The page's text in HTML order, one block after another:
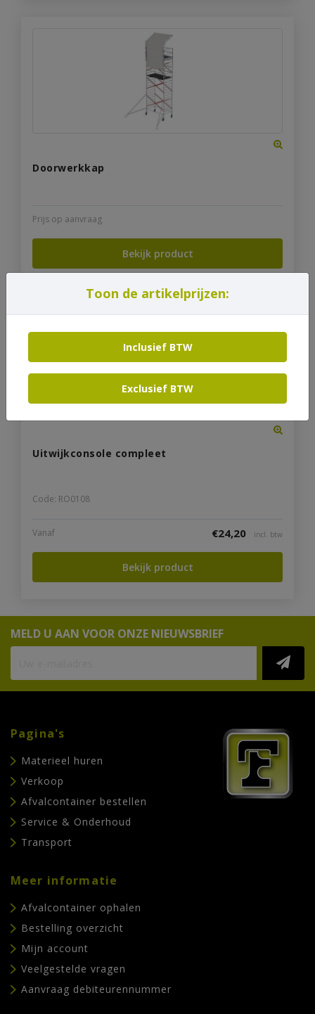
Doorwerkkap
Prijs op aanvraag
Bekijk product
Uitwijkconsole compleet
Code: RO0108
Vanaf €24,20 incl. btw
Bekijk product
MELD U AAN VOOR ONZE NIEUWSBRIEF
Pagina's
Materieel huren
Verkoop
Afvalcontainer bestellen
Service & Onderhoud
Transport
Meer informatie
Afvalcontainer ophalen
Bestelling overzicht
Mijn account
Veelgestelde vragen
Aanvraag debiteurennummer
Toon de artikelprijzen:
Inclusief BTW
Exclusief BTW